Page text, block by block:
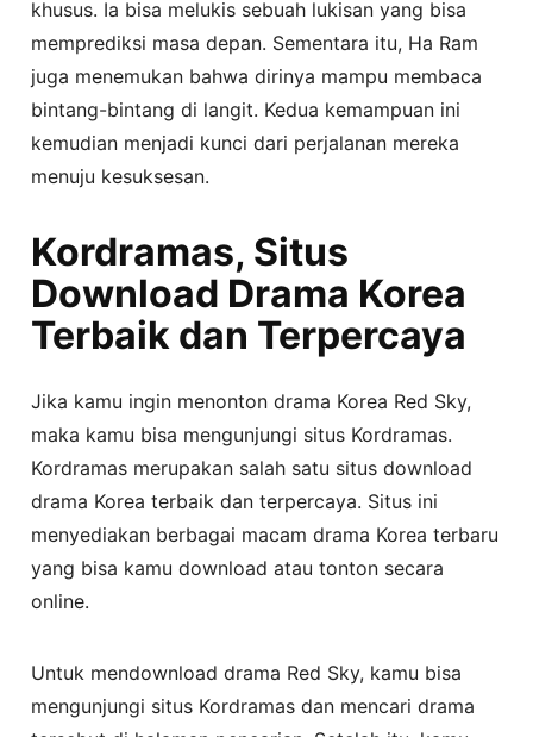
khusus. Ia bisa melukis sebuah lukisan yang bisa
memprediksi masa depan. Sementara itu, Ha Ram
juga menemukan bahwa dirinya mampu membaca
bintang-bintang di langit. Kedua kemampuan ini
kemudian menjadi kunci dari perjalanan mereka
menuju kesuksesan.
Kordramas, Situs
Download Drama Korea
Terbaik dan Terpercaya
Jika kamu ingin menonton drama Korea Red Sky,
maka kamu bisa mengunjungi situs Kordramas.
Kordramas merupakan salah satu situs download
drama Korea terbaik dan terpercaya. Situs ini
menyediakan berbagai macam drama Korea terbaru
yang bisa kamu download atau tonton secara
online.
Untuk mendownload drama Red Sky, kamu bisa
mengunjungi situs Kordramas dan mencari drama